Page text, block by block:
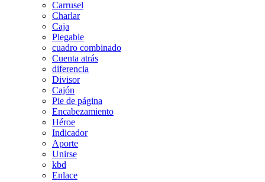
Carrusel
Charlar
Caja
Plegable
cuadro combinado
Cuenta atrás
diferencia
Divisor
Cajón
Pie de página
Encabezamiento
Héroe
Indicador
Aporte
Unirse
kbd
Enlace